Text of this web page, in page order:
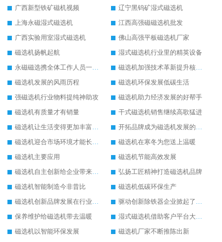
广西新型铁矿磁机视频
辽宁黑钨矿湿式磁选机
上海永磁湿式磁选机
江西高强磁磁选机批发
广西实验用室湿式磁选机
佛山高强平板磁选机厂家
磁选机扬帆起航
湿式磁选机行业里的精英设备
永磁磁选携全体工作人员一起闯
磁选机加强技术革新提升核心竞争力
磁选机发展的风雨历程
磁选机环保发展低碳生活
强磁选机行业物料提纯神助攻
磁选机助力经济发展的好帮手
磁选机有质量才有销量
干式磁选机销售继续高歌猛进
磁选机让生活变得更加丰富多彩
开拓品牌成为磁选机发展的有效武器
磁选机迎合市场环境才能长远发展
磁选机在寒冬为您送上温暖
磁选机主要应用
磁选机节能高效发展
磁选机自主创新给企业带来了阳光
弘扬工匠精神打造磁选机品牌
磁选机智能制造今非昔比
磁选机低碳环保生产
磁选机创新品牌发展在行业的顶端
驱动创新除铁器企业掀起了发展风暴
保养维护给磁选机带去温暖
湿式磁选机借助客户平台大放异彩
磁选机以智能环保发展
磁选机厂家不断推陈出新